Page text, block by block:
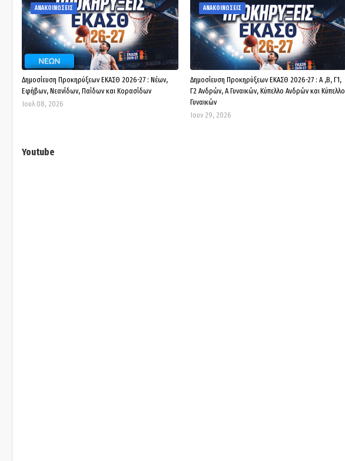
ΑΝΑΚΟΙΝΩΣΕΙΣ
Δημοσίευση Προκηρύξεων ΕΚΑΣΘ 2026-27 : Νέων,
Εφήβων, Νεανίδων, Παίδων και Κορασίδων
Ιουλ 08, 2026
ΑΝΑΚΟΙΝΩΣΕΙΣ
Δημοσίευση Προκηρύξεων ΕΚΑΣΘ 2026-27 : Α ,Β, Γ1,
Γ2 Ανδρών, Α Γυναικών, Κύπελλο Ανδρών και Κύπελλο
Γυναικών
Ιουν 29, 2026
Youtube